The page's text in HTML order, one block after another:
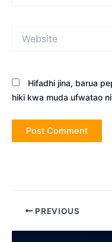
Hifadhi jina, barua
hiki kwa muda ufwatao
Post PREVIOUS